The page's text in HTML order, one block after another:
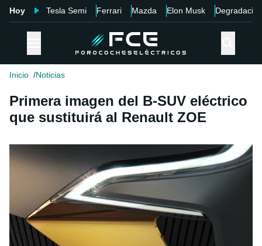
Hoy Tesla Semi Ferrari Mazda Elon Musk Degradación
Inicio Noticias
Primera imagen del B-SUV eléctrico
que sustituirá al Renault ZOE